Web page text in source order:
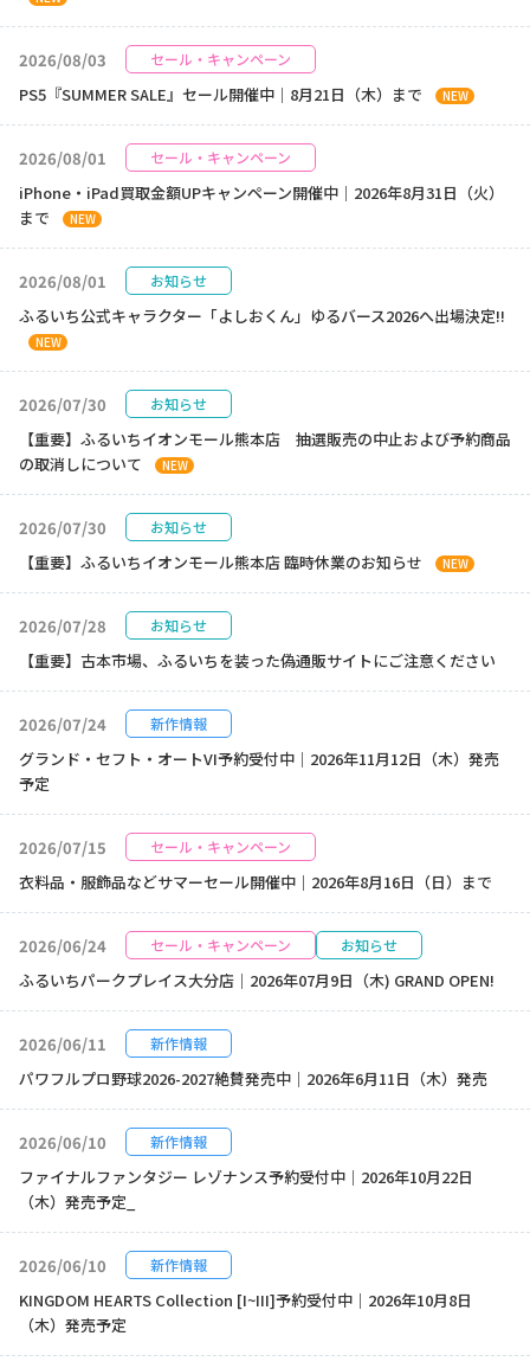
2026/08/03 セール・キャンペーン
PS5『SUMMER SALE』セール開催中｜8月21日（木）まで NEW
2026/08/01 セール・キャンペーン
iPhone・iPad買取金額UPキャンペーン開催中｜2026年8月31日（火）
まで
NEW
2026/08/01 お知らせ
ふるいち公式キャラクター「よしおくん」ゆるバース2026へ出場決定!!
NEW
2026/07/30 お知らせ
【重要】ふるいちイオンモール熊本店 抽選販売の中止および予約商品
の取消しについて
NEW
2026/07/30 お知らせ
【重要】ふるいちイオンモール熊本店 臨時休業のお知らせ NEW
2026/07/28 お知らせ
【重要】古本市場、ふるいちを装った偽通販サイトにご注意ください
2026/07/24 新作情報
グランド・セフト・オートVI予約受付中｜2026年11月12日（木）発売
予定
2026/07/15 セール・キャンペーン
衣料品・服飾品などサマーセール開催中｜2026年8月16日（日）まで
2026/06/24 セール・キャンペーン お知らせ
ふるいちパークプレイス大分店｜2026年07月9日（木) GRAND OPEN!
2026/06/11 新作情報
パワフルプロ野球2026-2027絶賛発売中｜2026年6月11日（木）発売
2026/06/10 新作情報
ファイナルファンタジー レゾナンス予約受付中｜2026年10月22日
（木）発売予定_
2026/06/10 新作情報
KINGDOM HEARTS Collection [I~III]予約受付中｜2026年10月8日
（木）発売予定